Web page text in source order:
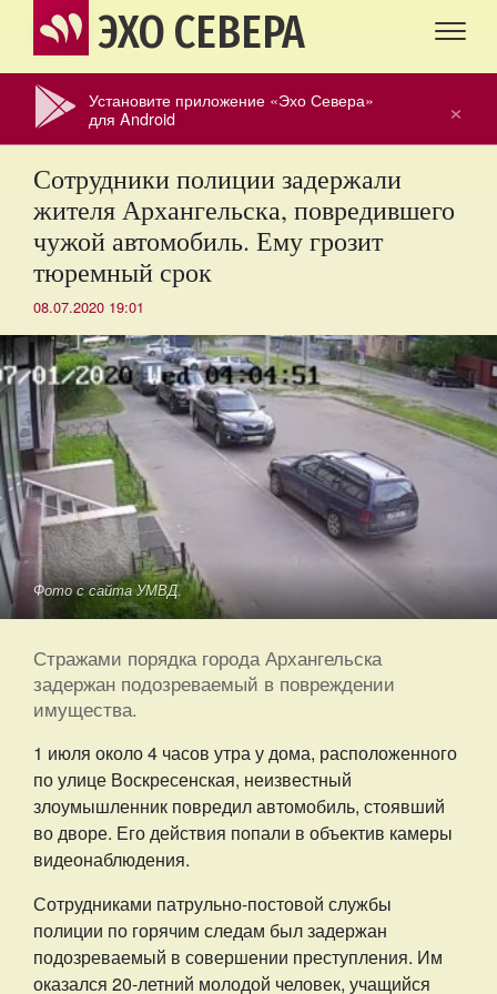
ЭХО СЕВЕРА
×
Установите приложение «Эхо Севера»
для Android
Сотрудники полиции задержали
жителя Архангельска, повредившего
чужой автомобиль. Ему грозит
тюремный срок
08.07.2020 19:01
Фото с сайта УМВД.
Стражами порядка города Архангельска
задержан подозреваемый в повреждении
имущества.
1 июля около 4 часов утра у дома, расположенного
по улице Воскресенская, неизвестный
злоумышленник повредил автомобиль, стоявший
во дворе. Его действия попали в объектив камеры
видеонаблюдения.
Сотрудниками патрульно-постовой службы
полиции по горячим следам был задержан
подозреваемый в совершении преступления. Им
оказался 20-летний молодой человек, учащийся